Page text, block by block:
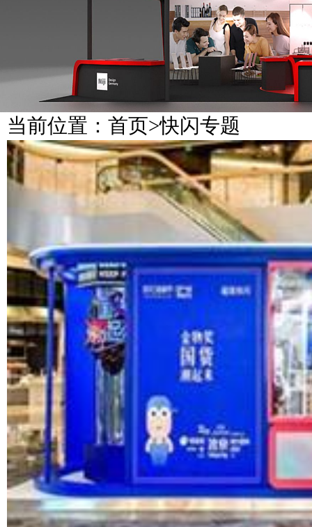
当前位置： 首页>快闪专题